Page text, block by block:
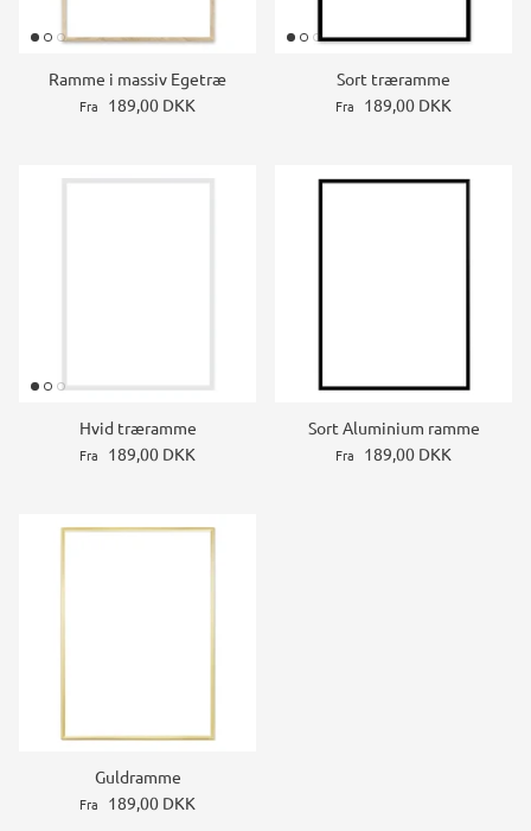
Ramme i massiv Egetræ
Fra 189,00 DKK
Sort træramme
Fra 189,00 DKK
Hvid træramme
Fra 189,00 DKK
Sort Aluminium ramme
Fra 189,00 DKK
Guldramme
Fra 189,00 DKK